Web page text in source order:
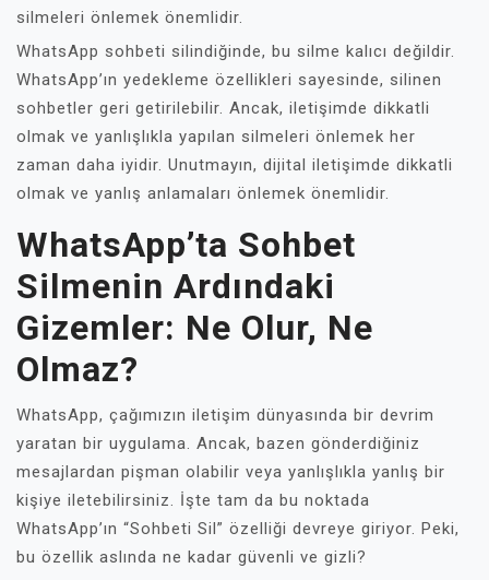
silmeleri önlemek önemlidir.
WhatsApp sohbeti silindiğinde, bu silme kalıcı değildir.
WhatsApp’ın yedekleme özellikleri sayesinde, silinen
sohbetler geri getirilebilir. Ancak, iletişimde dikkatli
olmak ve yanlışlıkla yapılan silmeleri önlemek her
zaman daha iyidir. Unutmayın, dijital iletişimde dikkatli
olmak ve yanlış anlamaları önlemek önemlidir.
WhatsApp’ta Sohbet
Silmenin Ardındaki
Gizemler: Ne Olur, Ne
Olmaz?
WhatsApp, çağımızın iletişim dünyasında bir devrim
yaratan bir uygulama. Ancak, bazen gönderdiğiniz
mesajlardan pişman olabilir veya yanlışlıkla yanlış bir
kişiye iletebilirsiniz. İşte tam da bu noktada
WhatsApp’ın “Sohbeti Sil” özelliği devreye giriyor. Peki,
bu özellik aslında ne kadar güvenli ve gizli?